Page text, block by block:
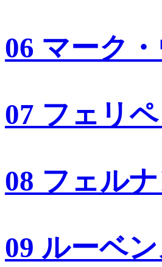
06 マーク
07 フェリ
08 フェル
09 ルーベ